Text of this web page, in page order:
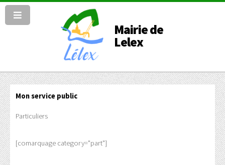
Mairie de
Lelex
Mon service public
Particuliers
[comarquage category="part"]